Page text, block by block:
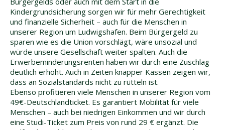
Kindergrundsicherung sorgen wir für mehr Gerechtigkeit
und finanzielle Sicherheit – auch für die Menschen in
unserer Region um Ludwigshafen. Beim Bürgergeld zu
sparen wie es die Union vorschlägt, wäre unsozial und
würde unsere Gesellschaft weiter spalten. Auch die
Erwerbeminderungsrenten haben wir durch eine Zuschlag
deutlich erhöht. Auch in Zeiten knapper Kassen zeigen wir,
dass an Sozialstandards nicht zu rütteln ist.
Ebenso profitieren viele Menschen in unserer Region vom
49€-Deutschlandticket. Es garantiert Mobilität für viele
Menschen – auch bei niedrigen Einkommen und wir durch
eine Studi-Ticket zum Preis von rund 29 € ergänzt. Die